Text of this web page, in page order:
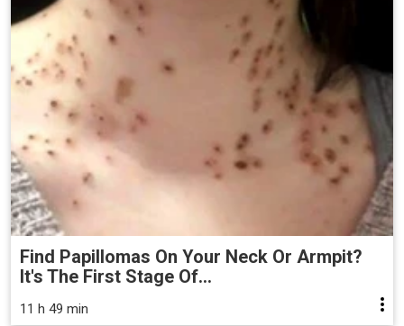
Find Papillomas On Your Neck Or Armpit?
It's The First Stage Of...
11 h 49 min